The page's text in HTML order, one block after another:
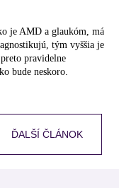
je AMD a glaukóm, má
tým vyššia je
pravidelne
bude neskoro.
ĎALŠÍ ČLÁNOK